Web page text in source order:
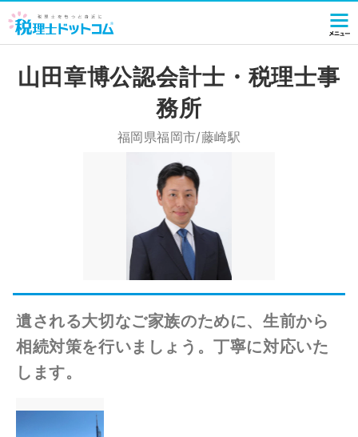
山田章博公認会計士・税理士事
務所
福岡県福岡市/藤崎駅
遺される大切なご家族のために、生前から
相続対策を行いましょう。丁寧に対応いた
します。